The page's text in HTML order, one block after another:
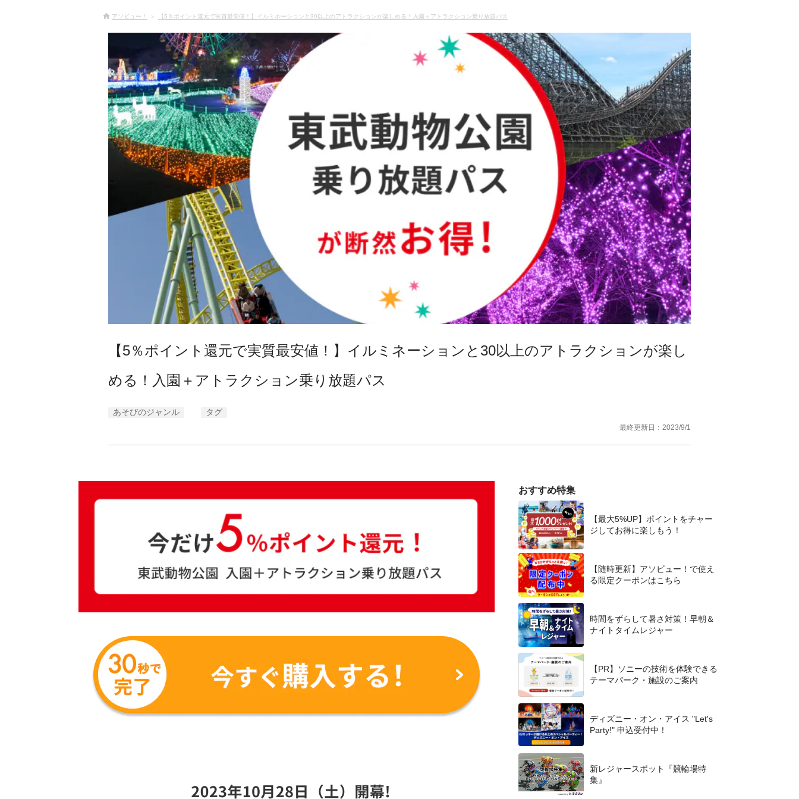
アソビュー！ 【5％ポイント還元で実質最安値！】イルミネーションと30以上のアトラクションが楽しめる！入園＋アトラクション乗り放題パス
【5％ポイント還元で実質最安値！】イルミネーションと30以上のアトラクションが楽し
める！入園＋アトラクション乗り放題パス
あそびのジャンル タグ
最終更新日： 2023/9/1
おすすめ特集
【最大5%UP】ポイントをチャー
ジしてお得に楽しもう！
【随時更新】アソビュー！で使え
る限定クーポンはこちら
時間をずらして暑さ対策！早朝＆
ナイトタイムレジャー
【PR】ソニーの技術を体験できる
テーマパーク・施設のご案内
ディズニー・オン・アイス "Let's
Party!" 申込受付中！
新レジャースポット『競輪場特
集』